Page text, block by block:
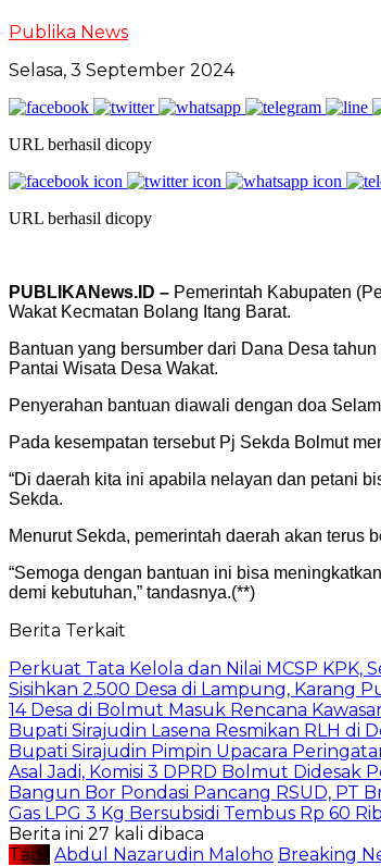
Publika News
Selasa, 3 September 2024
URL berhasil dicopy
URL berhasil dicopy
PUBLIKANews.ID – Pemerintah Kabupaten
Wakat Kecmatan Bolang Itang Barat.
Bantuan yang bersumber dari Dana Desa
Pantai Wisata Desa Wakat.
Penyerahan bantuan diawali dengan doa
Pada kesempatan tersebut Pj Sekda Bolmut
“Di daerah kita ini apabila nelayan dan petani
Sekda.
Menurut Sekda, pemerintah daerah akan terus
“Semoga dengan bantuan ini bisa
demi kebutuhan,” tandasnya.(**)
Berita Terkait
Perkuat Tata Kelola dan Nilai MCSP KPK,
Sisihkan 2.500 Desa di Lampung, Karang
14 Desa di Bolmut Masuk Rencana
Bupati Sirajudin Lasena Resmikan RLH di
Bupati Sirajudin Pimpin Upacara
Asal Jadi, Komisi 3 DPRD Bolmut Didesak
Bangun Bor Pondasi Pancang RSUD, PT
Gas LPG 3 Kg Bersubsidi Tembus Rp 60
Berita ini 27 kali dibaca
Tag :
Abdul Nazarudin Maloho Breaking